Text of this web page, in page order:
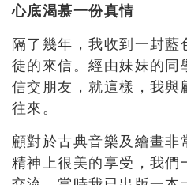
心底渴慕一份真情
隔了幾年，我收到一封藍
徒的來信。經由妹妹的同
信交朋友，就這樣，我與
往來。
顧對於古典音樂及繪畫非
精神上很美的享受，我們